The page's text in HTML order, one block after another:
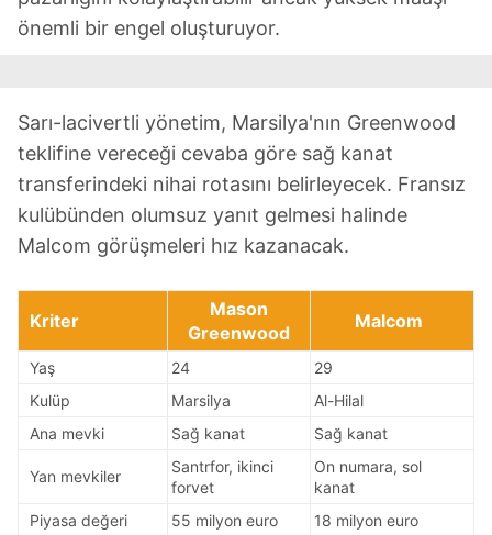
önemli bir engel oluşturuyor.
Sarı-lacivertli yönetim, Marsilya'nın Greenwood
teklifine vereceği cevaba göre sağ kanat
transferindeki nihai rotasını belirleyecek. Fransız
kulübünden olumsuz yanıt gelmesi halinde
Malcom görüşmeleri hız kazanacak.
Kriter
Mason
Greenwood
Malcom
Yaş 24
29
Kulüp
Marsilya
Al-Hilal
Ana mevki
Sağ kanat Sağ kanat
Yan mevkiler
Santrfor, ikinci
forvet
On numara, sol
kanat
Piyasa değeri
55 milyon euro
18 milyon euro